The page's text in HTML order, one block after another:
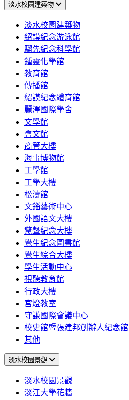
淡水校園建築物
淡水校園建築物
紹謨紀念游泳館
騮先紀念科學館
鍾靈化學館
教育館
傳播館
紹謨紀念體育館
麗澤國際學舍
文學館
會文館
商管大樓
海事博物館
工學館
工學大樓
松濤館
文錙藝術中心
外國語文大樓
驚聲紀念大樓
覺生紀念圖書館
覺生綜合大樓
學生活動中心
視聽教育館
行政大樓
宮燈教室
守謙國際會議中心
校史館暨張建邦創辦人紀念館
其他
淡水校園景觀
淡水校園景觀
淡江大學花牆